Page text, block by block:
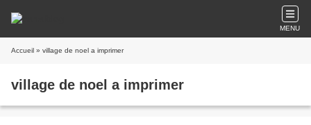
MENU
Accueil » village de noel a imprimer
village de noel a imprimer